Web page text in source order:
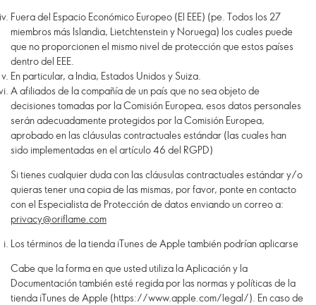
Fuera del Espacio Económico Europeo (El EEE) (pe. Todos los 27
miembros más Islandia, Lietchtenstein y Noruega) los cuales puede
que no proporcionen el mismo nivel de protección que estos países
dentro del EEE.
En particular, a India, Estados Unidos y Suiza.
A afiliados de la compañía de un país que no sea objeto de
decisiones tomadas por la Comisión Europea, esos datos personales
serán adecuadamente protegidos por la Comisión Europea,
aprobado en las cláusulas contractuales estándar (las cuales han
sido implementadas en el artículo 46 del RGPD)
Si tienes cualquier duda con las cláusulas contractuales estándar y/o
quieras tener una copia de las mismas, por favor, ponte en contacto
con el Especialista de Protección de datos enviando un correo a:
privacy@oriflame.com
Los términos de la tienda iTunes de Apple también podrían aplicarse
Cabe que la forma en que usted utiliza la Aplicación y la
Documentación también esté regida por las normas y políticas de la
tienda iTunes de Apple (https://www.apple.com/legal/). En caso de